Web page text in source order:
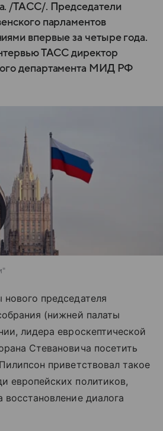
/ТАСС/. Председатели
парламентов
впервые за четыре года.
ТАСС директор
департамента МИД РФ
председателя
(нижней палаты
лидера евроскептической
Стевановича посетить
приветствовал такое
европейских политиков,
восстановление диалога